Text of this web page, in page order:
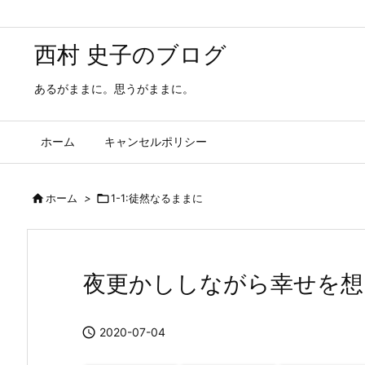
西村 史子のブログ
あるがままに。思うがままに。
ホーム キャンセルポリシー
ホーム > 1-1:徒然なるままに
夜更かししながら幸せを
 2020-07-04